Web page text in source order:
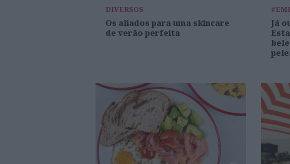
DIVERSOS
Os aliados para uma skincare
de verão perfeita
Já